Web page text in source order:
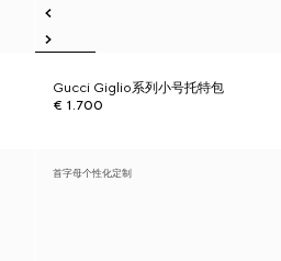
Gucci Giglio系列小号托特包
€ 1.700
首字母个性化定制